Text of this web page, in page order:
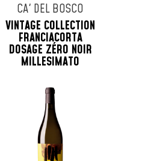
CA' DEL BOSCO
VINTAGE COLLECTION
FRANCIACORTA
DOSAGE ZÉRO NOIR
MILLESIMATO